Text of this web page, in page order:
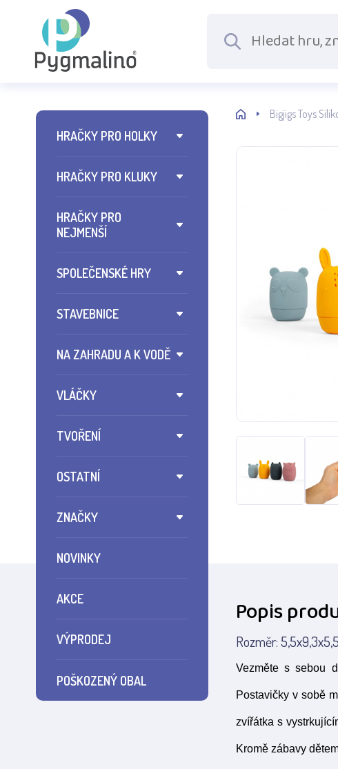
HRAČKY PRO HOLKY
HRAČKY PRO KLUKY
HRAČKY PRO
NEJMENŠÍ
SPOLEČENSKÉ HRY
STAVEBNICE
NA ZAHRADU A K VODĚ
VLÁČKY
TVOŘENÍ
OSTATNÍ
ZNAČKY
NOVINKY
AKCE
VÝPRODEJ
POŠKOZENÝ OBAL
Bigjigs Toys
Popis
Rozměr:
Vezměte s sebou
Postavičky v sobě
zvířátka s
Kromě zábavy